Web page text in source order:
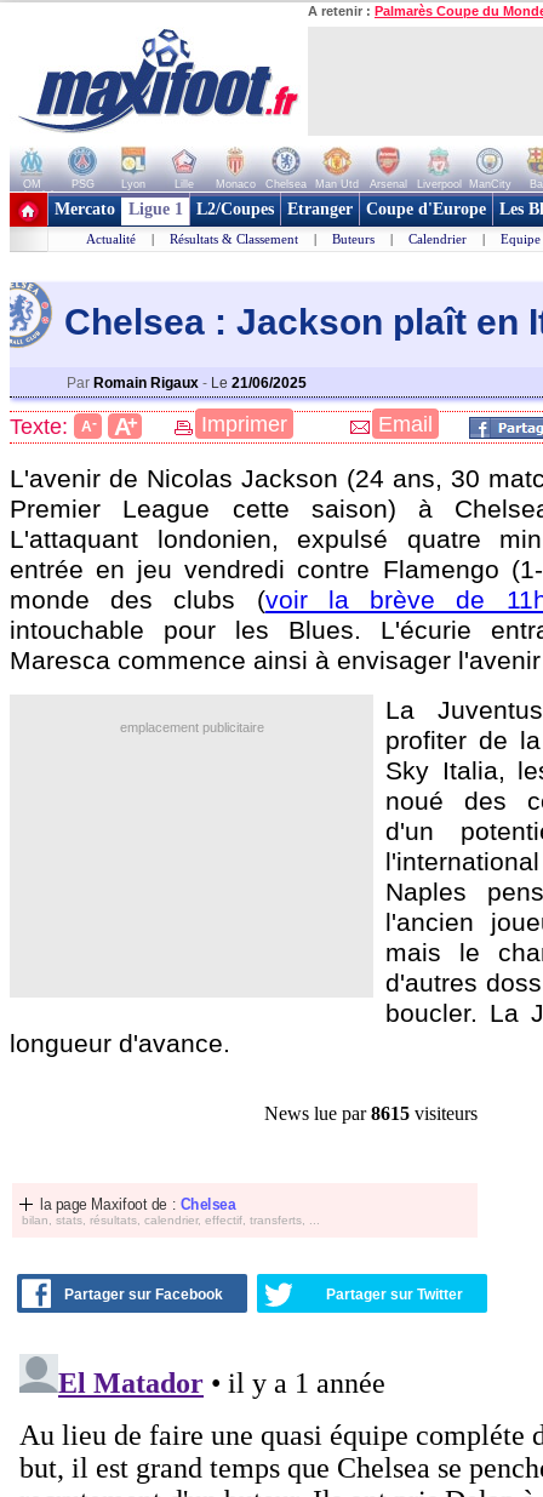
A retenir : Palmarès Coupe du
OM PSG Lyon Lille Monaco Chelsea Man Utd Arsenal Liverpool ManCity
+ de clubs
Mercato Ligue 1 L2/Coupes Etranger Coupe d'Europe Les
Actualité | Résultats & Classement | Buteurs | Calendrier | Equipe
Chelsea : Jackson plaît en
Par Romain Rigaux - Le 21/06/2025
Texte: A- A+ Imprimer Email
L'avenir de Nicolas Jackson (24 ans, 30
Premier League cette saison) à
L'attaquant londonien, expulsé quatre
entrée en jeu vendredi contre Flamengo
monde des clubs (voir la brève de
intouchable pour les Blues. L'écurie
Maresca commence ainsi à envisager
emplacement publicitaire
La
profiter de
Sky Italia,
noué des
d'un
Naples
l'ancien
mais le
d'autres
boucler. La
longueur d'avance.
News lue par8615 visiteurs
la page Maxifoot de : Chelsea
bilan, stats, résultats, calendrier, effectif, transferts, ...
Partager sur Facebook Partager sur Twitter